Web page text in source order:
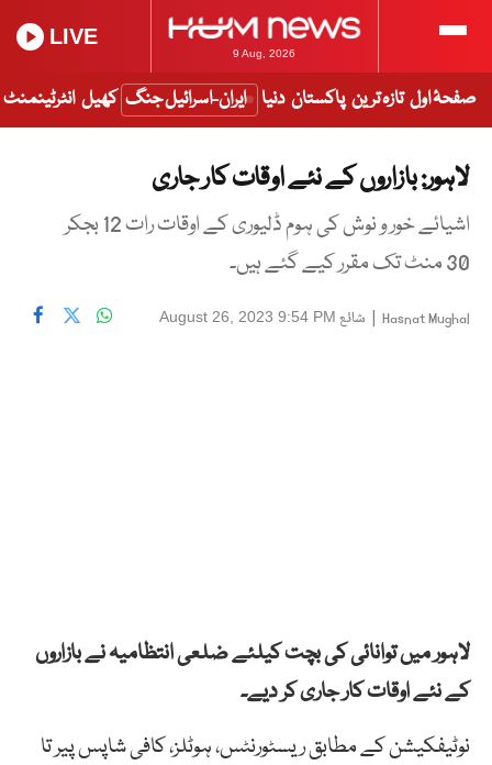
9 Aug, 2026
LIVE
صفحۂ اول تازہ ترین پاکستان دنیا ایران-اسرائیل جنگ کھیل انٹرٹینمنٹ
لاہور: بازاروں کے نئے اوقات کار جاری
اشیائے خور و نوش کی ہوم ڈلیوری کے اوقات رات 12 بجکر
30 منٹ تک مقرر کیے گئے ہیں۔
Hasnat Mughal
| شائع August 26, 2023 9:54 PM
لاہور میں توانائی کی بچت کیلئے ضلعی انتظامیہ نے بازاروں
کے نئے اوقات کار جاری کر دیے۔
نوٹیفکیشن کے مطابق ریسٹورنٹس، ہوٹلز، کافی شاپس پیر تا